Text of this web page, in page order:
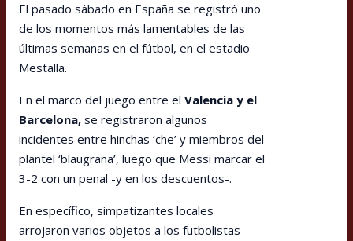
El pasado sábado en España se registró uno
de los momentos más lamentables de las
últimas semanas en el fútbol, en el estadio
Mestalla.
En el marco del juego entre el Valencia y el
Barcelona, se registraron algunos
incidentes entre hinchas ‘che’ y miembros del
plantel ‘blaugrana’, luego que Messi marcar el
3-2 con un penal -y en los descuentos-.
En específico, simpatizantes locales
arrojaron varios objetos a los futbolistas